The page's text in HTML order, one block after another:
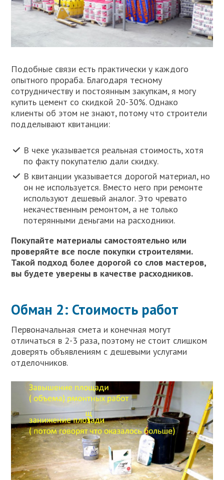
Подобные связи есть практически у каждого
опытного прораба. Благодаря тесному
сотрудничеству и постоянным закупкам, я могу
купить цемент со скидкой 20-30%. Однако
клиенты об этом не знают, потому что строители
подделывают квитанции:
В чеке указывается реальная стоимость, хотя
по факту покупателю дали скидку.
В квитанции указывается дорогой материал, но
он не используется. Вместо него при ремонте
используют дешевый аналог. Это чревато
некачественным ремонтом, а не только
потерянными деньгами на расходники.
Покупайте материалы самостоятельно или
проверяйте все после покупки строителями.
Такой подход более дорогой со слов мастеров,
вы будете уверены в качестве расходников.
Обман 2: Стоимость работ
Первоначальная смета и конечная могут
отличаться в 2-3 раза, поэтому не стоит слишком
доверять объявлениям с дешевыми услугами
отделочников.